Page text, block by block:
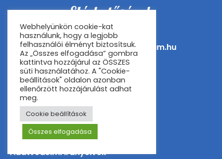
Elérhetőségek
+36-70-380-3506
info@omszkwakecentrum.hu
Pályahasználati regisztráció
Infó
Pályaszabályzat és Házirend
Adatvédelmi irányelvek
Webhelyünkön cookie-kat
használunk, hogy a legjobb
felhasználói élményt biztosítsuk.
Az „Összes elfogadása” gombra
kattintva hozzájárul az ÖSSZES
süti használatához. A "Cookie-
beállítások" oldalon azonban
ellenőrzött hozzájárulást adhat
meg.
Cookie beállítások
Összes elfogadása